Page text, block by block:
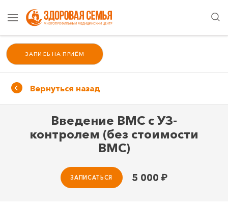
ЗАПИСЬ НА ПРИЁМ
Вернуться назад
Введение ВМС с УЗ-
контролем (без стоимости
ВМС)
5 000 ₽
ЗАПИСАТЬСЯ